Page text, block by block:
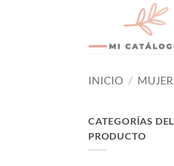
INICIO / MUJER
CATEGORÍAS DEL
PRODUCTO